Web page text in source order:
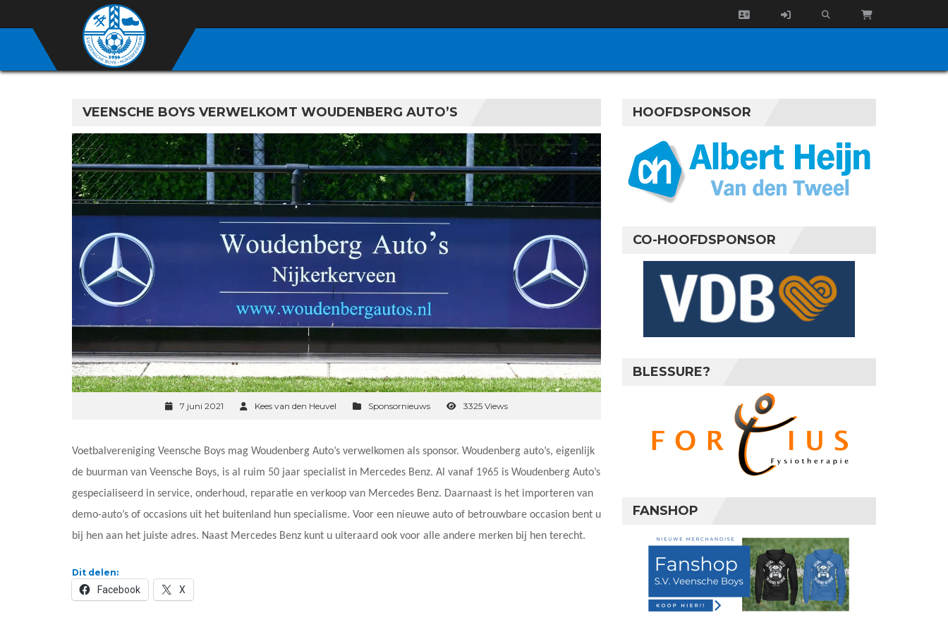
VEENSCHE BOYS VERWELKOMT WOUDENBERG AUTO’S
7 juni 2021 Kees van den Heuvel Sponsornieuws 3325 Views
Voetbalvereniging Veensche Boys mag Woudenberg Auto’s verwelkomen als sponsor. Woudenberg auto’s, eigenlijk
de buurman van Veensche Boys, is al ruim 50 jaar specialist in Mercedes Benz. Al vanaf 1965 is Woudenberg Auto’s
gespecialiseerd in service, onderhoud, reparatie en verkoop van Mercedes Benz. Daarnaast is het importeren van
demo-auto’s of occasions uit het buitenland hun specialisme. Voor een nieuwe auto of betrouwbare occasion bent u
bij hen aan het juiste adres. Naast Mercedes Benz kunt u uiteraard ook voor alle andere merken bij hen terecht.
Dit delen:
Facebook X
HOOFDSPONSOR
CO-HOOFDSPONSOR
BLESSURE?
FANSHOP